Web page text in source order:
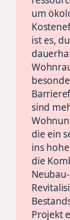
um
ist es,
sind
die ein
ins
die
Projekt